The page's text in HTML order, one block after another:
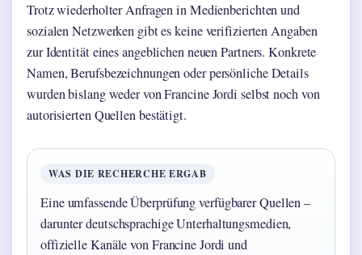
Trotz wiederholter Anfragen in Medienberichten und
sozialen Netzwerken gibt es keine verifizierten Angaben
zur Identität eines angeblichen neuen Partners. Konkrete
Namen, Berufsbezeichnungen oder persönliche Details
wurden bislang weder von Francine Jordi selbst noch von
autorisierten Quellen bestätigt.
WAS DIE RECHERCHE ERGAB
Eine umfassende Überprüfung verfügbarer Quellen –
darunter deutschsprachige Unterhaltungsmedien,
offizielle Kanäle von Francine Jordi und